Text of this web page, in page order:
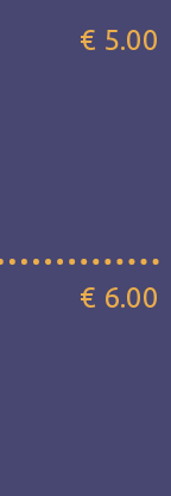
€ 5.00
€ 6.00